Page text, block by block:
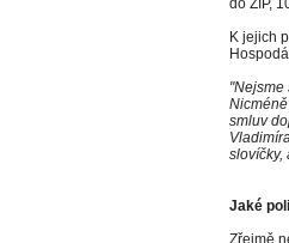
do ZIP,
K jejich
"Nejsme
smluv
slovíčky,
Jaké
Zřejmě